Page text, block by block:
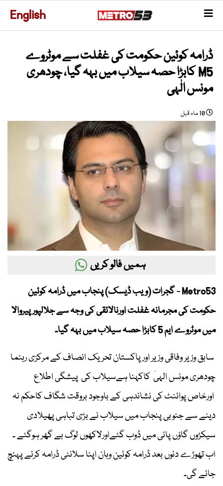
English
ڈرامہ کوئین حکومت کی غفلت سے موٹروے
M5 کابڑا حصہ سیلاب میں بہہ گیا، چودھری
مونس الٰہی
10 ماہ قبل
ہمیں فالو کریں
Metro53 - گجرات (ویب ڈیسک) پنجاب میں ڈرامہ کوئین
حکومت کی مجرمانہ غفلت اورنالائقی کی وجہ سے جلالپور پیروالا
میں موٹروے ایم 5 کابڑا حصہ سیلاب میں بہہ گیا۔
سابق وزیر وفاقی وزیر اورپاکستان تحریک انصاف کے مرکزی رہنما
چودھری مونس الہیٰ کاکہنا ہےسیلاب کی پیشگی اطلاع
اورخاص پوائنٹ کی نشاندہی کے باوجود بروقت شگاف کاحکم نہ
دینے سے جنوبی پنجاب میں سیلاب نے بڑی تباہی پھیلادی
سیکڑوں گاؤں پانی میں ڈوب گئےاورلاکھوں لوگ بے گھر ہوگئے ۔
اب تھوڑے دنوں بعد ڈرامہ کوئین وہان اپنا سلانٹی ڈرامہ کرنے پہنچ
جائے گی۔